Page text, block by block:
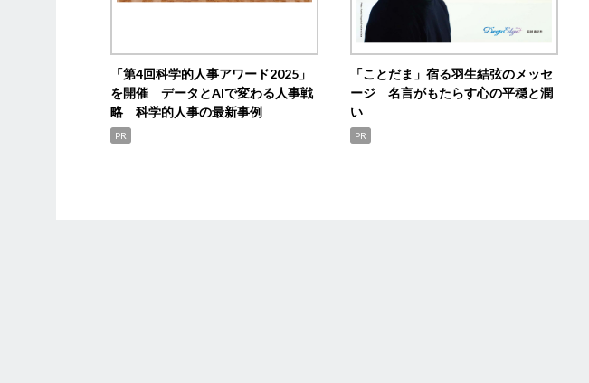
「第4回科学的人事アワード2025」
を開催 データとAIで変わる人事戦
略 科学的人事の最新事例
PR
「ことだま」宿る羽生結弦のメッセ
ージ 名言がもたらす心の平穏と潤
い
PR